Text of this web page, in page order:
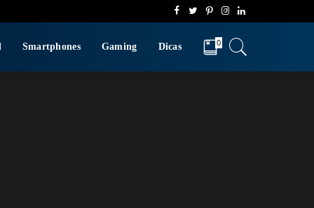
Smartphones Gaming Dicas 0